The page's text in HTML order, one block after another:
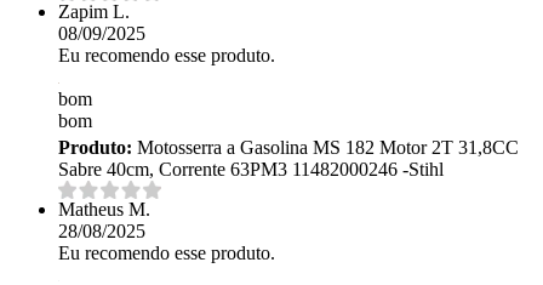
Zapim L.
08/09/2025
Eu recomendo esse produto.
bom
bom
Produto: Motosserra a Gasolina MS 182 Motor 2T 31,8CC
Sabre 40cm, Corrente 63PM3 11482000246 -Stihl
Matheus M.
28/08/2025
Eu recomendo esse produto.